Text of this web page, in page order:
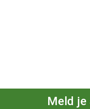
Meld je